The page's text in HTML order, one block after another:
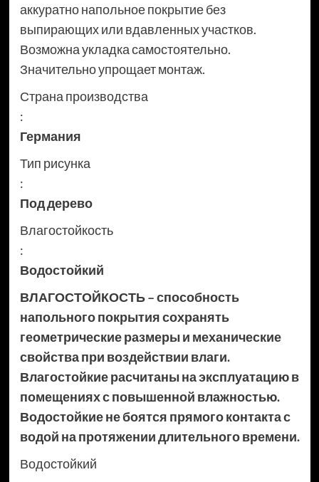
аккуратно напольное покрытие без
выпирающих или вдавленных участков.
Возможна укладка самостоятельно.
Значительно упрощает монтаж.
Страна производства
:
Германия
Тип рисунка
:
Под дерево
Влагостойкость
:
Водостойкий
ВЛАГОСТОЙКОСТЬ – способность
напольного покрытия сохранять
геометрические размеры и механические
свойства при воздействии влаги.
Влагостойкие расчитаны на эксплуатацию в
помещениях с повышенной влажностью.
Водостойкие не боятся прямого контакта с
водой на протяжении длительного времени.
Водостойкий